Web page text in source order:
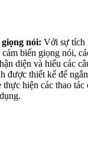
nói: Với sự tích
biến giọng nói,
diện và hiểu các
được thiết kế để
thực hiện các thao tác